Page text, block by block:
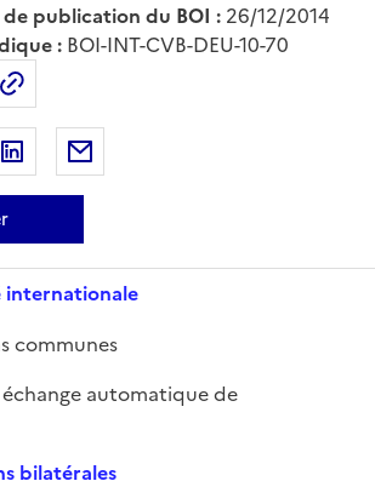
publication du BOI : 26/12/2014
: BOI-INT-CVB-DEU-10-70
document au format pdf
Facebooksur Twitter
Partager sur LinkedIn
internationale
communes
automatique de
bilatérales